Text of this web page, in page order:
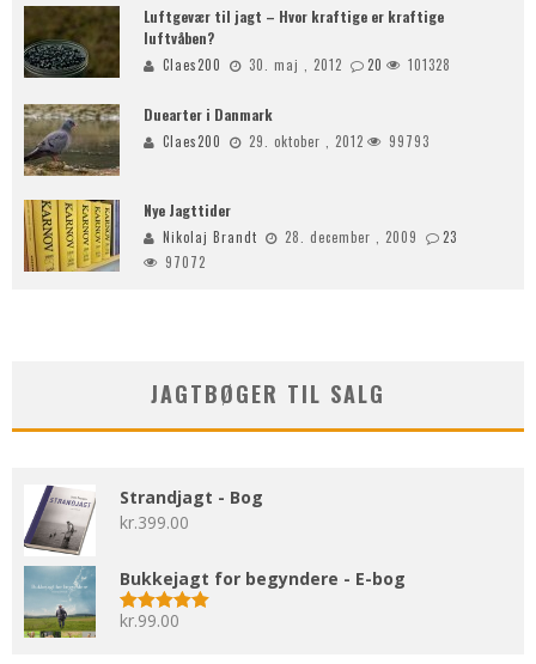
Luftgevær til jagt – Hvor kraftige er kraftige
luftvåben?
Claes200 30. maj , 2012 20 101328
Duearter i Danmark
Claes200 29. oktober , 2012 99793
Nye Jagttider
Nikolaj Brandt 28. december , 2009
23
97072
JAGTBØGER TIL SALG
Strandjagt - Bog
kr.399.00
Bukkejagt for begyndere - E-bog
Vurderet
kr.99.00